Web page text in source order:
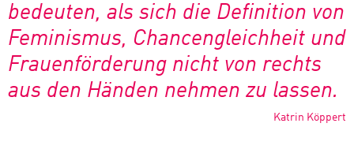
bedeuten, als sich die Definition von
Feminismus, Chancengleichheit und
Frauenförderung nicht von rechts
aus den Händen nehmen zu lassen.
Katrin Köppert